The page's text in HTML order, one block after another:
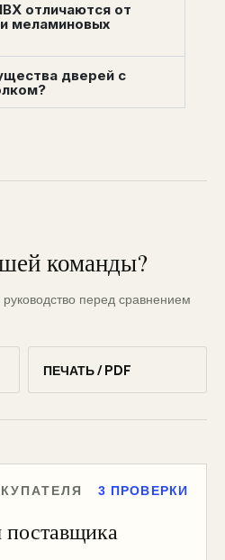
отличаются от
меламиновых
дверей с
команды?
перед сравнением
ПЕЧАТЬ / PDF
3 ПРОВЕРКИ